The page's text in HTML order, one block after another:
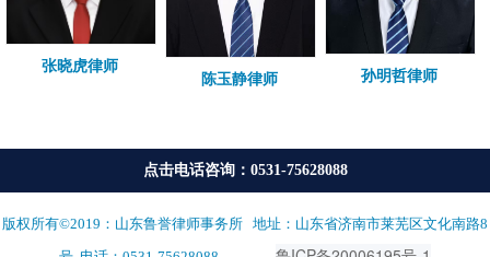
张晓虎律师
陈玉静律师 孙明哲律师
点击电话咨询：0531-75628088
版权所有©2019：山东鲁誉律师事务所 地址：山东省济南市莱芜区文化南路8